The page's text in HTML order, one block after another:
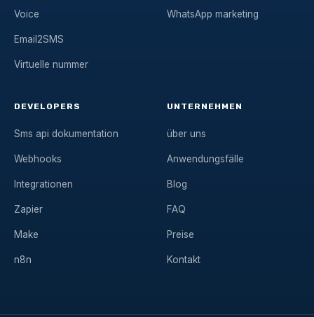
Voice
Email2SMS
Virtuelle nummer
WhatsApp marketing
DEVELOPERS
Sms api dokumentation
Webhooks
Integrationen
Zapier
Make
n8n
UNTERNEHMEN
über uns
Anwendungsfälle
Blog
FAQ
Preise
Kontakt